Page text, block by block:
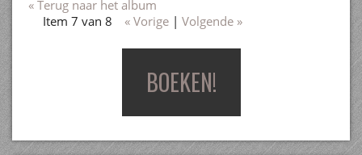
« Terug naar het album
Item 7 van 8
« Vorige| Volgende »
BOEKEN!